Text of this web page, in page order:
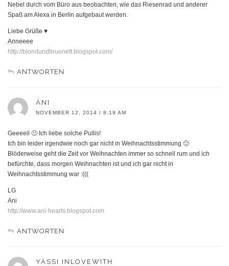
Nebel durch vom Büro aus beobachten, wie das Riesenrad und anderer
Spaß am Alexa in Berlin aufgebaut werden.
Liebe Grüße ♥
Anneeee
http://blondundbruenett.blogspot.com/
ANTWORTEN
ÄNI
NOVEMBER 12, 2014 / 8:19 AM
Geeeeil 🙂 Ich liebe solche Pullis!
Ich bin leider irgendwie noch gar nicht in Weihnachtsstimmung 🙁
Blöderweise geht die Zeit vor Weihnachten immer so schnell rum und ich
befürchte, dass morgen Weihnachten ist und ich gar nicht in
Weihnachtsstimmung war :(((
LG
Ani
http://www.ani-hearts.blogspot.com
ANTWORTEN
YASSI INLOVEWITH